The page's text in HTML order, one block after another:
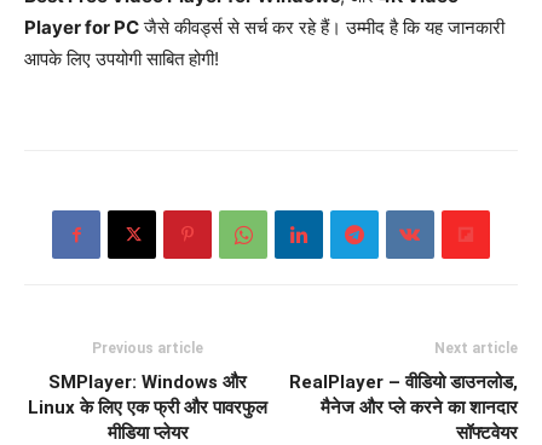
Player for PCजैसे कीवर्ड्स से सर्च कर रहे हैं। उम्मीद है कि यह जानकारी
आपके लिए उपयोगी साबित होगी!
Previous article
SMPlayer: Windows और
Linux के लिए एक फ्री और पावरफुल
मीडिया प्लेयर
Next article
RealPlayer – वीडियो डाउनलोड,
मैनेज और प्ले करने का शानदार
सॉफ्टवेयर